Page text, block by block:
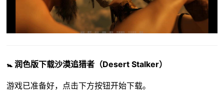
🚼 润色版下载沙漠追猎者（Desert Stalker）
游戏已准备好，点击下方按钮开始下载。